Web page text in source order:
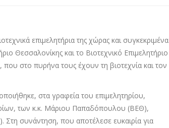
επιμελητήρια της χώρας και συγκεκριμένα
Θεσσαλονίκης και το Βιοτεχνικό Επιμελητήριο
που στο πυρήνα τους έχουν τη βιοτεχνία και τον
στα γραφεία του επιμελητηρίου,
των κ.κ. Μάριου Παπαδόπουλου (ΒΕΘ),
συνάντηση, που αποτέλεσε ευκαιρία για